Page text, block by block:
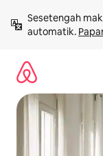
kandungan
Sesetengah
automatik.